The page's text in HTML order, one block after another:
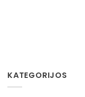
KATEGORIJOS